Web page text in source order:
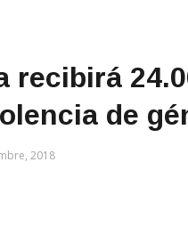
recibirá
de
2018